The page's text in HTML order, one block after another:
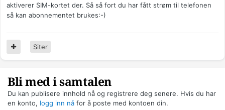
aktiverer SIM-kortet der. Så så fort du har fått strøm til telefonen
så kan abonnementet brukes:-)
Siter
Bli med i samtalen
Du kan publisere innhold nå og registrere deg senere. Hvis du har
en konto, logg inn nå for å poste med kontoen din.